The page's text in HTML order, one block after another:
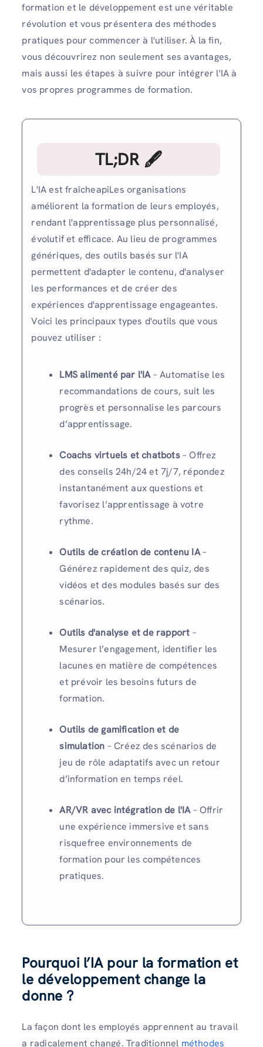
formation et le développement est une véritable
révolution et vous présentera des méthodes
pratiques pour commencer à l'utiliser. À la fin,
vous découvrirez non seulement ses avantages,
mais aussi les étapes à suivre pour intégrer l'IA à
vos propres programmes de formation.
TL;DR 🖋
L'IA est fraîcheapiLes organisations
améliorent la formation de leurs employés,
rendant l'apprentissage plus personnalisé,
évolutif et efficace. Au lieu de programmes
génériques, des outils basés sur l'IA
permettent d'adapter le contenu, d'analyser
les performances et de créer des
expériences d'apprentissage engageantes.
Voici les principaux types d'outils que vous
pouvez utiliser :
LMS alimenté par l'IA– Automatise les
recommandations de cours, suit les
progrès et personnalise les parcours
d’apprentissage.
Coachs virtuels et chatbots– Offrez
des conseils 24h/24 et 7j/7, répondez
instantanément aux questions et
favorisez l’apprentissage à votre
rythme.
Outils de création de contenu IA–
Générez rapidement des quiz, des
vidéos et des modules basés sur des
scénarios.
Outils d'analyse et de rapport –
Mesurer l’engagement, identifier les
lacunes en matière de compétences
et prévoir les besoins futurs de
formation.
Outils de gamification et de
simulation – Créez des scénarios de
jeu de rôle adaptatifs avec un retour
d’information en temps réel.
AR/VR avec intégration de l'IA– Offrir
une expérience immersive et sans
risquefree environnements de
formation pour les compétences
pratiques.
Pourquoi l’IA pour la formation et
le développement change la
donne ?
La façon dont les employés apprennent au travail
a radicalement changé. Traditionnel méthodes